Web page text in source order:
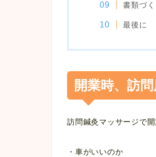
書類づ
最後に
開業時、訪
訪問鍼灸マッサージで
・車がいいのか